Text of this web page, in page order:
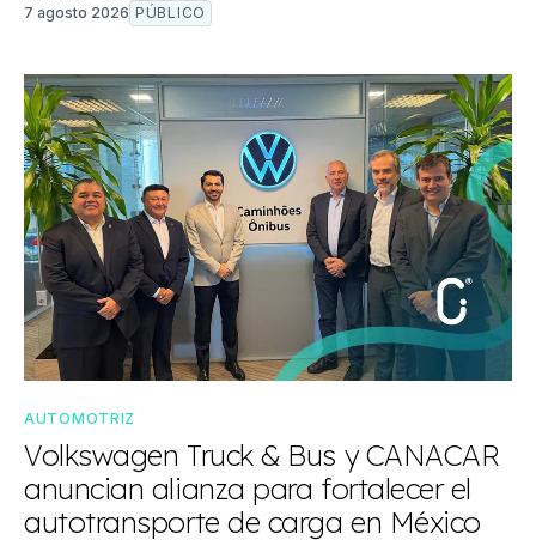
7 agosto 2026 PÚBLICO
AUTOMOTRIZ
Volkswagen Truck & Bus y CANACAR
anuncian alianza para fortalecer el
autotransporte de carga en México